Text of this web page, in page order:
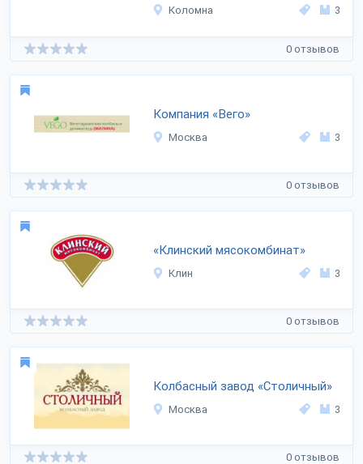
Коломна 3
0 отзывов
Компания «Вего»
Москва 3
0 отзывов
«Клинский мясокомбинат»
Клин 3
0 отзывов
Колбасный завод «Столичный»
Москва 3
0 отзывов